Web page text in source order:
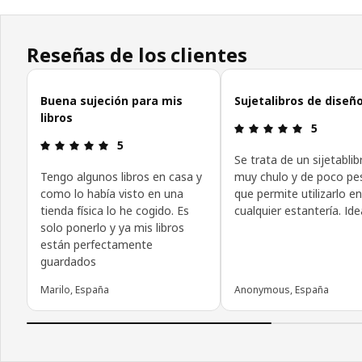
Reseñas de los clientes
Omitir las opiniones de los clientes
Buena sujeción para mis
libros
Reseña: 5 de 5 estrellas.
5
Tengo algunos libros en casa y
como lo había visto en una
tienda física lo he cogido. Es
solo ponerlo y ya mis libros
están perfectamente
guardados
Marilo, España
Sujetalibros de diseño
Reseña: 5
5
Se trata de un
muy chulo y de poco
que permite utilizarlo en
cualquier estantería.
Anonymous, España